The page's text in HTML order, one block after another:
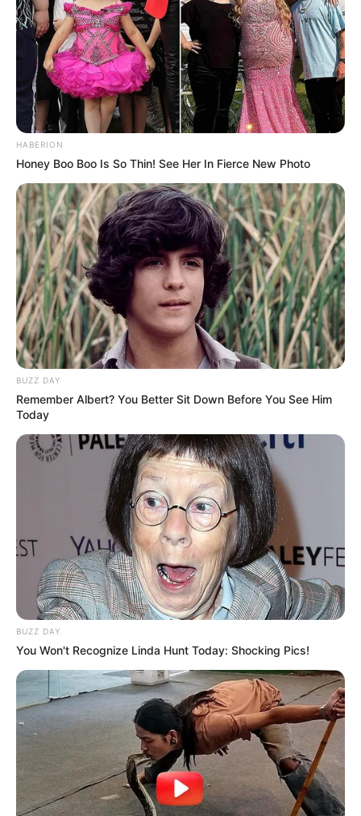
HABERION
Honey Boo Boo Is So Thin! See Her In Fierce New Photo
BUZZ DAY
Remember Albert? You Better Sit Down Before You See Him
Today
BUZZ DAY
You Won't Recognize Linda Hunt Today: Shocking Pics!